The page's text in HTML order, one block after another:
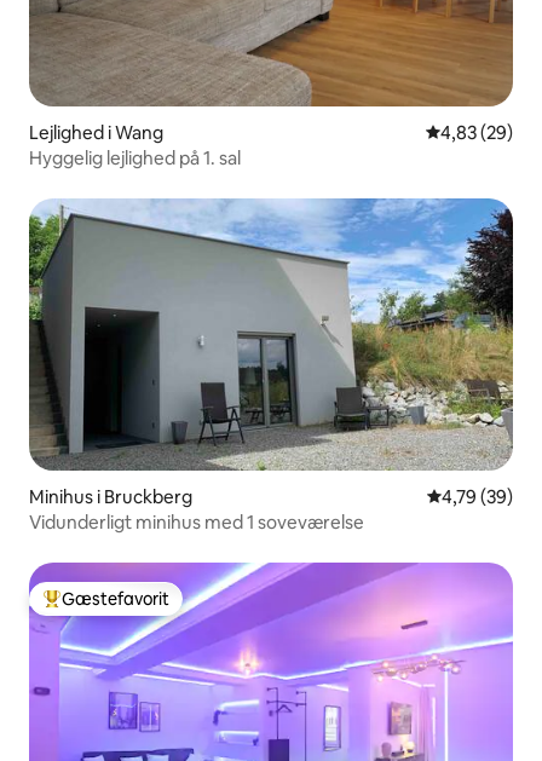
Lejlighed i Wang 4,83 ud af 5 i
4,83 (29)
Hyggelig lejlighed på 1. sal
Minihus i Bruckberg 4,79 ud af 5 i
4,79 (39)
Vidunderligt minihus med 1 soveværelse
Bedste gæstefavorit
Gæstefavorit